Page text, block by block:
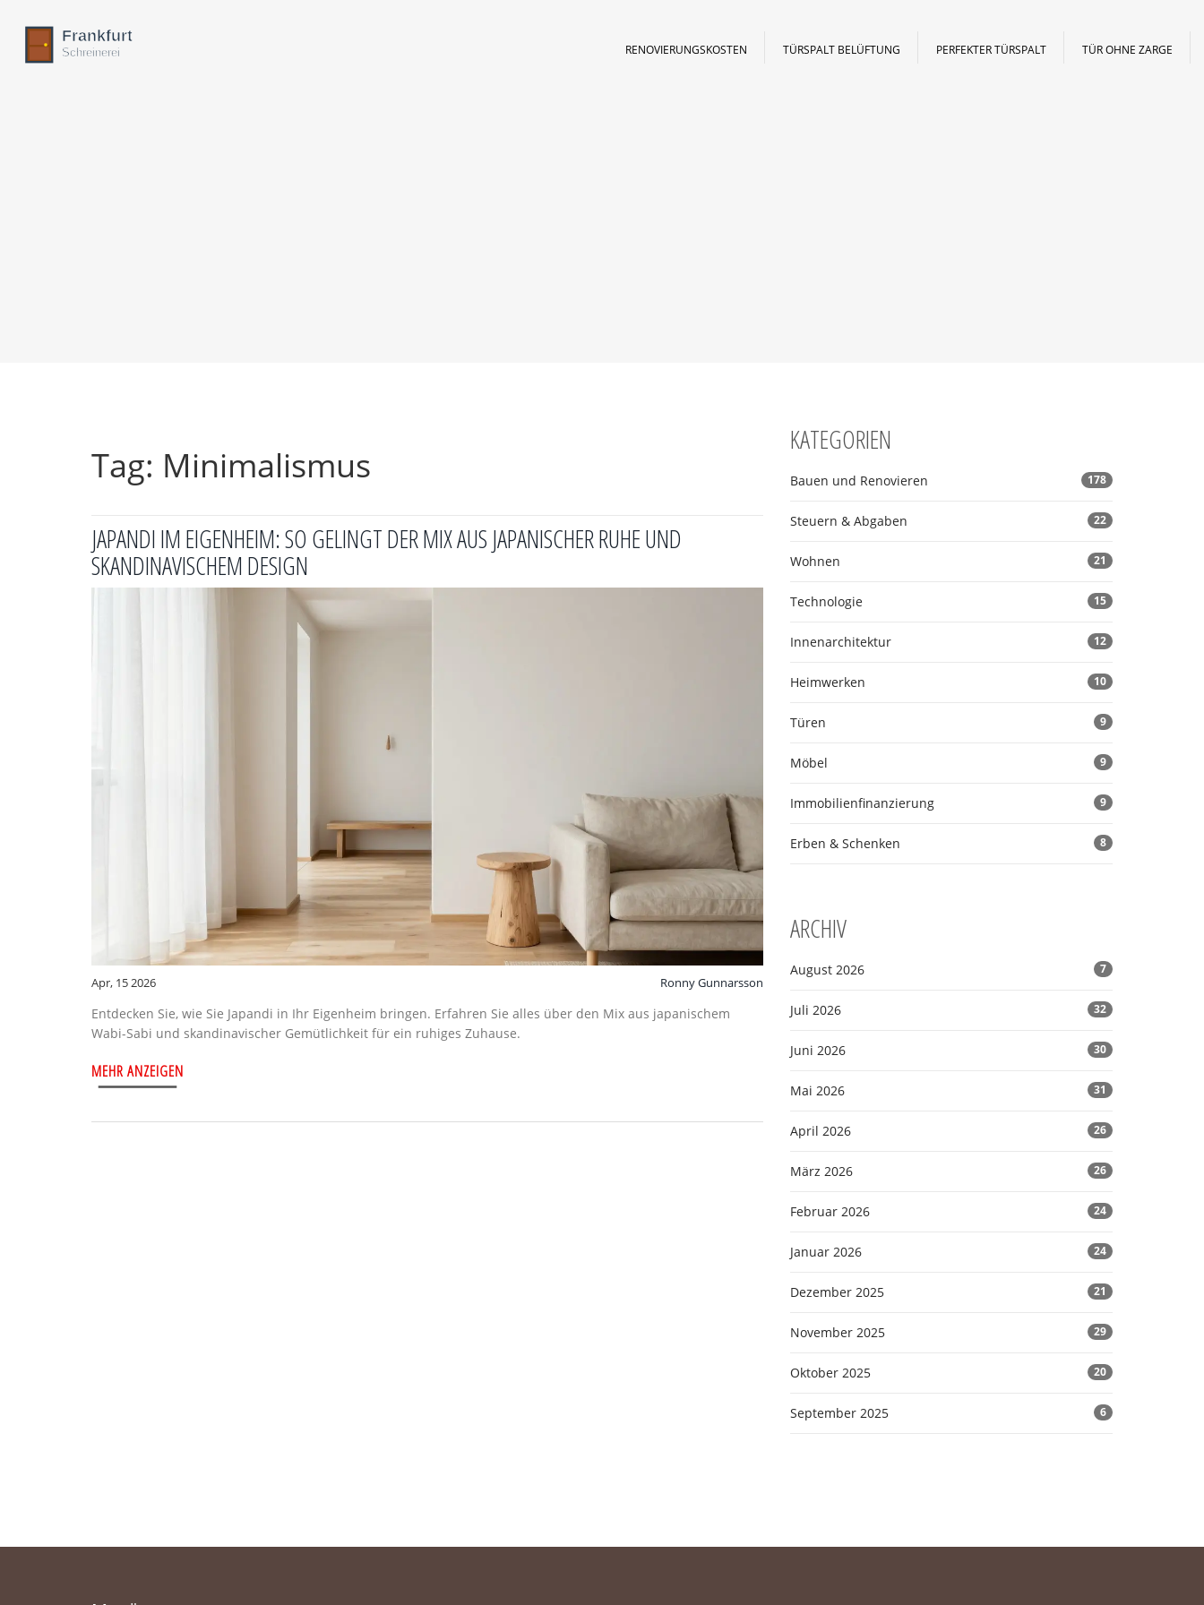
RENOVIERUNGSKOSTEN TÜRSPALT BELÜFTUNG PERFEKTER TÜRSPALT TÜR OHNE ZARGE
Tag: Minimalismus
JAPANDI IM EIGENHEIM: SO GELINGT DER MIX AUS JAPANISCHER RUHE UND
SKANDINAVISCHEM DESIGN
Apr, 15 2026 Ronny Gunnarsson
Entdecken Sie, wie Sie Japandi in Ihr Eigenheim bringen. Erfahren Sie alles über den Mix aus japanischem
Wabi-Sabi und skandinavischer Gemütlichkeit für ein ruhiges Zuhause.
MEHR ANZEIGEN
KATEGORIEN
Bauen und Renovieren 178
Steuern & Abgaben 22
Wohnen 21
Technologie 15
Innenarchitektur 12
Heimwerken 10
Türen 9
Möbel 9
Immobilienfinanzierung 9
Erben & Schenken 8
ARCHIV
August 2026 7
Juli 2026 32
Juni 2026 30
Mai 2026 31
April 2026 26
März 2026 26
Februar 2026 24
Januar 2026 24
Dezember 2025 21
November 2025 29
Oktober 2025 20
September 2025 6